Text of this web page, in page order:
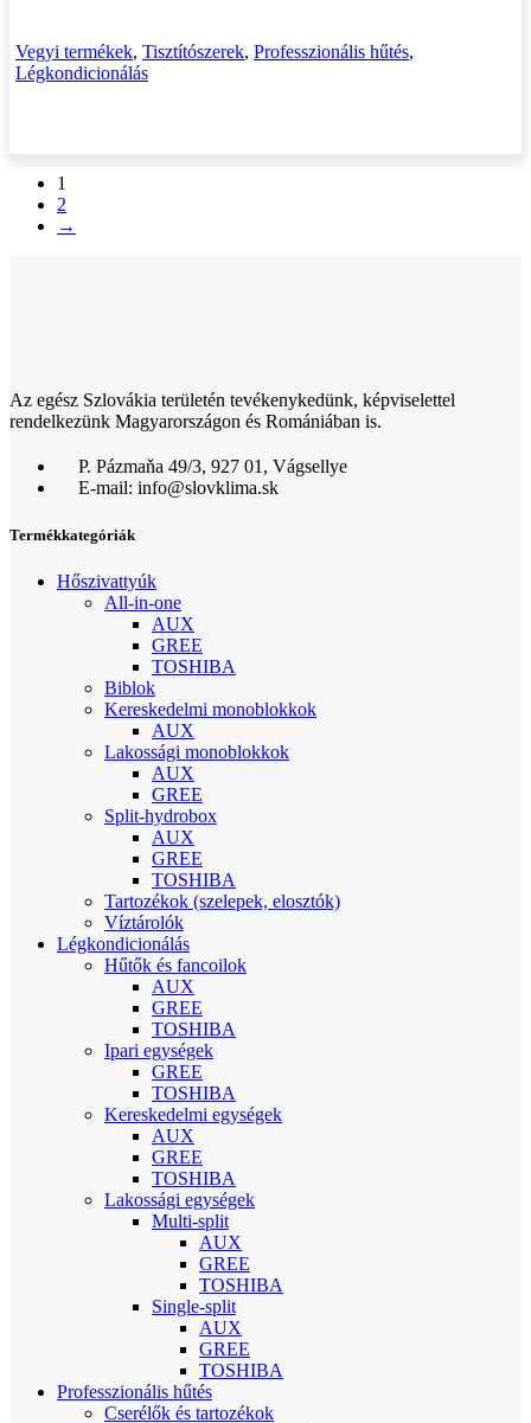
Vegyi termékek, Tisztítószerek, Professzionális hűtés,
Légkondicionálás
1
2
→
Az egész Szlovákia területén tevékenykedünk, képviselettel
rendelkezünk Magyarországon és Romániában is.
P. Pázmaňa 49/3, 927 01, Vágsellye
E-mail: info@slovklima.sk
Termékkategóriák
Hőszivattyúk
All-in-one
AUX
GREE
TOSHIBA
Biblok
Kereskedelmi monoblokkok
AUX
Lakossági monoblokkok
AUX
GREE
Split-hydrobox
AUX
GREE
TOSHIBA
Tartozékok (szelepek, elosztók)
Víztárolók
Légkondicionálás
Hűtők és fancoilok
AUX
GREE
TOSHIBA
Ipari egységek
GREE
TOSHIBA
Kereskedelmi egységek
AUX
GREE
TOSHIBA
Lakossági egységek
Multi-split
AUX
GREE
TOSHIBA
Single-split
AUX
GREE
TOSHIBA
Professzionális hűtés
Cserélők és tartozékok